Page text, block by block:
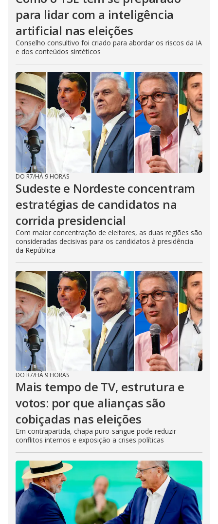
para lidar com a inteligência
artificial nas eleições
Conselho consultivo foi criado para abordar os riscos da IA
e dos conteúdos sintéticos
DO R7/HÁ 9 HORAS
Sudeste e Nordeste concentram
estratégias de candidatos na
corrida presidencial
Com maior concentração de eleitores, as duas regiões são
consideradas decisivas para os candidatos à presidência
da República
DO R7/HÁ 9 HORAS
Mais tempo de TV, estrutura e
votos: por que alianças são
cobiçadas nas eleições
Em contrapartida, chapa puro-sangue pode reduzir
conflitos internos e exposição a crises políticas